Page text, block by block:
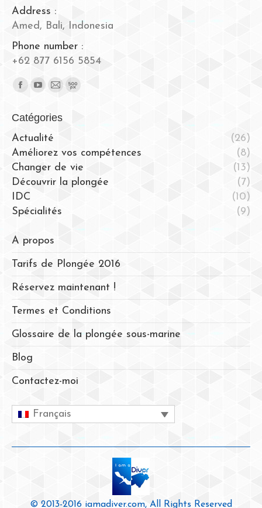
Address :
Amed, Bali, Indonesia
Phone number :
+62 877 6156 5854
Trouvez nous sur :
Facebook
opens
in
new
window
YouTube
opens
in
new
window
Mail
opens
new
window
500px
new
window
Catégories
Actualité
(26)
Améliorez vos compétences
(8)
Changer de vie
(13)
Découvrir la plongée
(7)
IDC
(10)
Spécialités
(9)
A propos
Tarifs de Plongée 2016
Réservez maintenant !
Termes et Conditions
Glossaire de la plongée sous-marine
Blog
Contactez-moi
Français
© 2013-2016 iamadiver.com, All Rights Reserved